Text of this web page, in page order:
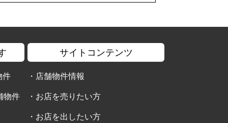
件
物件
サイトコンテンツ
・ 店舗物件情報
・ お店を売りたい方
・ お店を出したい方